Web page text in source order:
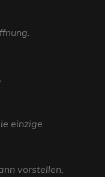
einzige
vorstellen,